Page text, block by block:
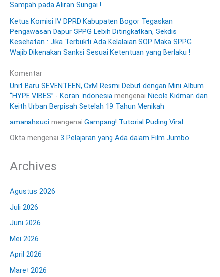
Sampah pada Aliran Sungai !
Ketua Komisi IV DPRD Kabupaten Bogor Tegaskan
Pengawasan Dapur SPPG Lebih Ditingkatkan, Sekdis
Kesehatan : Jika Terbukti Ada Kelalaian SOP Maka SPPG
Wajib Dikenakan Sanksi Sesuai Ketentuan yang Berlaku !
Komentar
Unit Baru SEVENTEEN, CxM Resmi Debut dengan Mini Album
“HYPE VIBES” - Koran Indonesia mengenai Nicole Kidman dan
Keith Urban Berpisah Setelah 19 Tahun Menikah
amanahsuci mengenai Gampang! Tutorial Puding Viral
Okta mengenai 3 Pelajaran yang Ada dalam Film Jumbo
Archives
Agustus 2026
Juli 2026
Juni 2026
Mei 2026
April 2026
Maret 2026